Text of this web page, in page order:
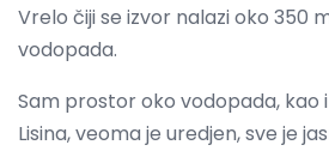
Vrelo čiji se izvor nalazi oko 350
vodopada.
Sam prostor oko vodopada, kao
Lisina, veoma je uredjen, sve je